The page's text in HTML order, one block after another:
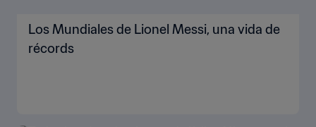
Los Mundiales de Lionel Messi, una vida de
récords